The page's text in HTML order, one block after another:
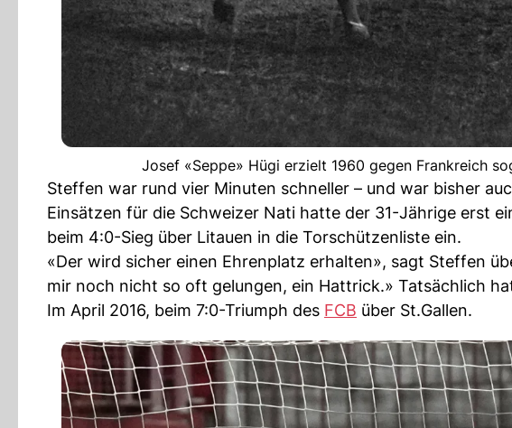
Josef «Seppe» Hügi erzielt 1960 gegen Frankreich
Steffen war rund vier Minuten schneller – und war bisher
Einsätzen für die Schweizer Nati hatte der 31-Jährige erst
beim 4:0-Sieg über Litauen in die Torschützenliste ein.
«Der wird sicher einen Ehrenplatz erhalten», sagt Steffen
mir noch nicht so oft gelungen, ein Hattrick.» Tatsächlich
Im April 2016, beim 7:0-Triumph des FCB über St.Gallen.